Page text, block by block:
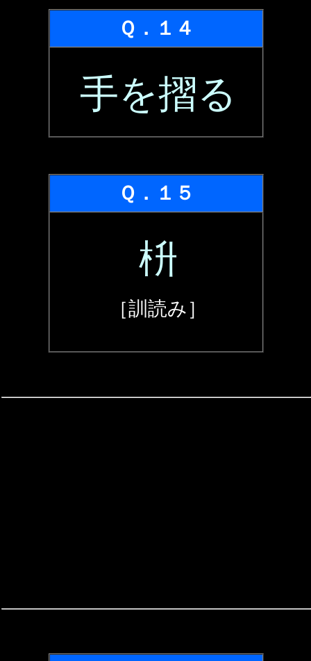
Ｑ．１４
手を摺る
Ｑ．１５
枡
［訓読み］